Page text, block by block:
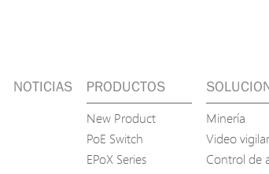
NOTICIAS PRODUCTOS
New Product
PoE Switch
EPoX Series
Minería
Video
Control de